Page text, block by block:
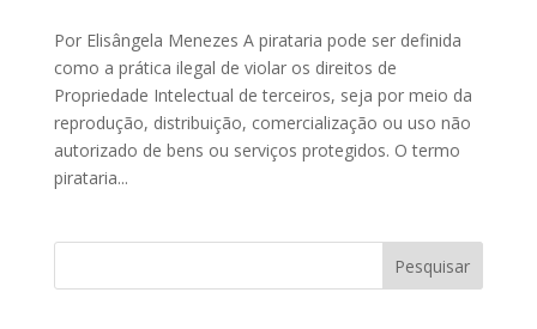
Por Elisângela Menezes A pirataria pode ser definida
como a prática ilegal de violar os direitos de
Propriedade Intelectual de terceiros, seja por meio da
reprodução, distribuição, comercialização ou uso não
autorizado de bens ou serviços protegidos. O termo
pirataria...
Pesquisar